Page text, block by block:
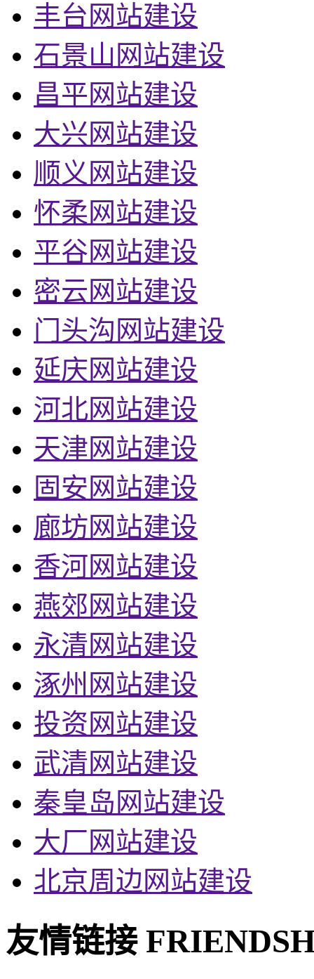
丰台网站建设
石景山网站建设
昌平网站建设
大兴网站建设
顺义网站建设
怀柔网站建设
平谷网站建设
密云网站建设
门头沟网站建设
延庆网站建设
河北网站建设
天津网站建设
固安网站建设
廊坊网站建设
香河网站建设
燕郊网站建设
永清网站建设
涿州网站建设
投资网站建设
武清网站建设
秦皇岛网站建设
大厂网站建设
北京周边网站建设
友情链接